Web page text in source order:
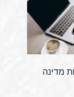
מדינה